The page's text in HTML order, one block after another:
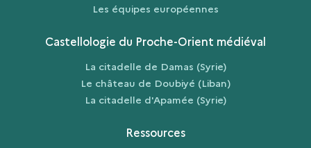
Les équipes européennes
Castellologie du Proche-Orient médiéval
La citadelle de Damas (Syrie)
Le château de Doubiyé (Liban)
La citadelle d'Apamée (Syrie)
Ressources